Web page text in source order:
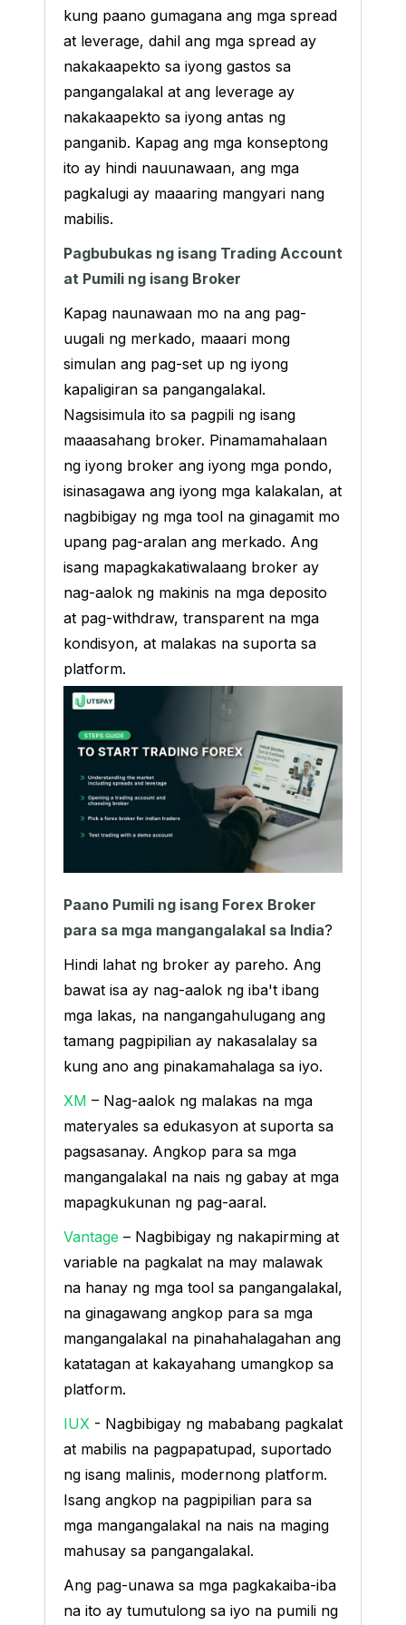
kung paano gumagana ang mga spread
at leverage, dahil ang mga spread ay
nakakaapekto sa iyong gastos sa
pangangalakal at ang leverage ay
nakakaapekto sa iyong antas ng
panganib. Kapag ang mga konseptong
ito ay hindi nauunawaan, ang mga
pagkalugi ay maaaring mangyari nang
mabilis.
Pagbubukas ng isang Trading Account
at Pumili ng isang Broker
Kapag naunawaan mo na ang pag-
uugali ng merkado, maaari mong
simulan ang pag-set up ng iyong
kapaligiran sa pangangalakal.
Nagsisimula ito sa pagpili ng isang
maaasahang broker. Pinamamahalaan
ng iyong broker ang iyong mga pondo,
isinasagawa ang iyong mga kalakalan, at
nagbibigay ng mga tool na ginagamit mo
upang pag-aralan ang merkado. Ang
isang mapagkakatiwalaang broker ay
nag-aalok ng makinis na mga deposito
at pag-withdraw, transparent na mga
kondisyon, at malakas na suporta sa
platform.
Paano Pumili ng isang Forex Broker
para sa mga mangangalakal sa India?
Hindi lahat ng broker ay pareho. Ang
bawat isa ay nag-aalok ng iba't ibang
mga lakas, na nangangahulugang ang
tamang pagpipilian ay nakasalalay sa
kung ano ang pinakamahalaga sa iyo.
XM – Nag-aalok ng malakas na mga
materyales sa edukasyon at suporta sa
pagsasanay. Angkop para sa mga
mangangalakal na nais ng gabay at mga
mapagkukunan ng pag-aaral.
Vantage – Nagbibigay ng nakapirming at
variable na pagkalat na may malawak
na hanay ng mga tool sa pangangalakal,
na ginagawang angkop para sa mga
mangangalakal na pinahahalagahan ang
katatagan at kakayahang umangkop sa
platform.
IUX - Nagbibigay ng mababang pagkalat
at mabilis na pagpapatupad, suportado
ng isang malinis, modernong platform.
Isang angkop na pagpipilian para sa
mga mangangalakal na nais na maging
mahusay sa pangangalakal.
Ang pag-unawa sa mga pagkakaiba-iba
na ito ay tumutulong sa iyo na pumili ng